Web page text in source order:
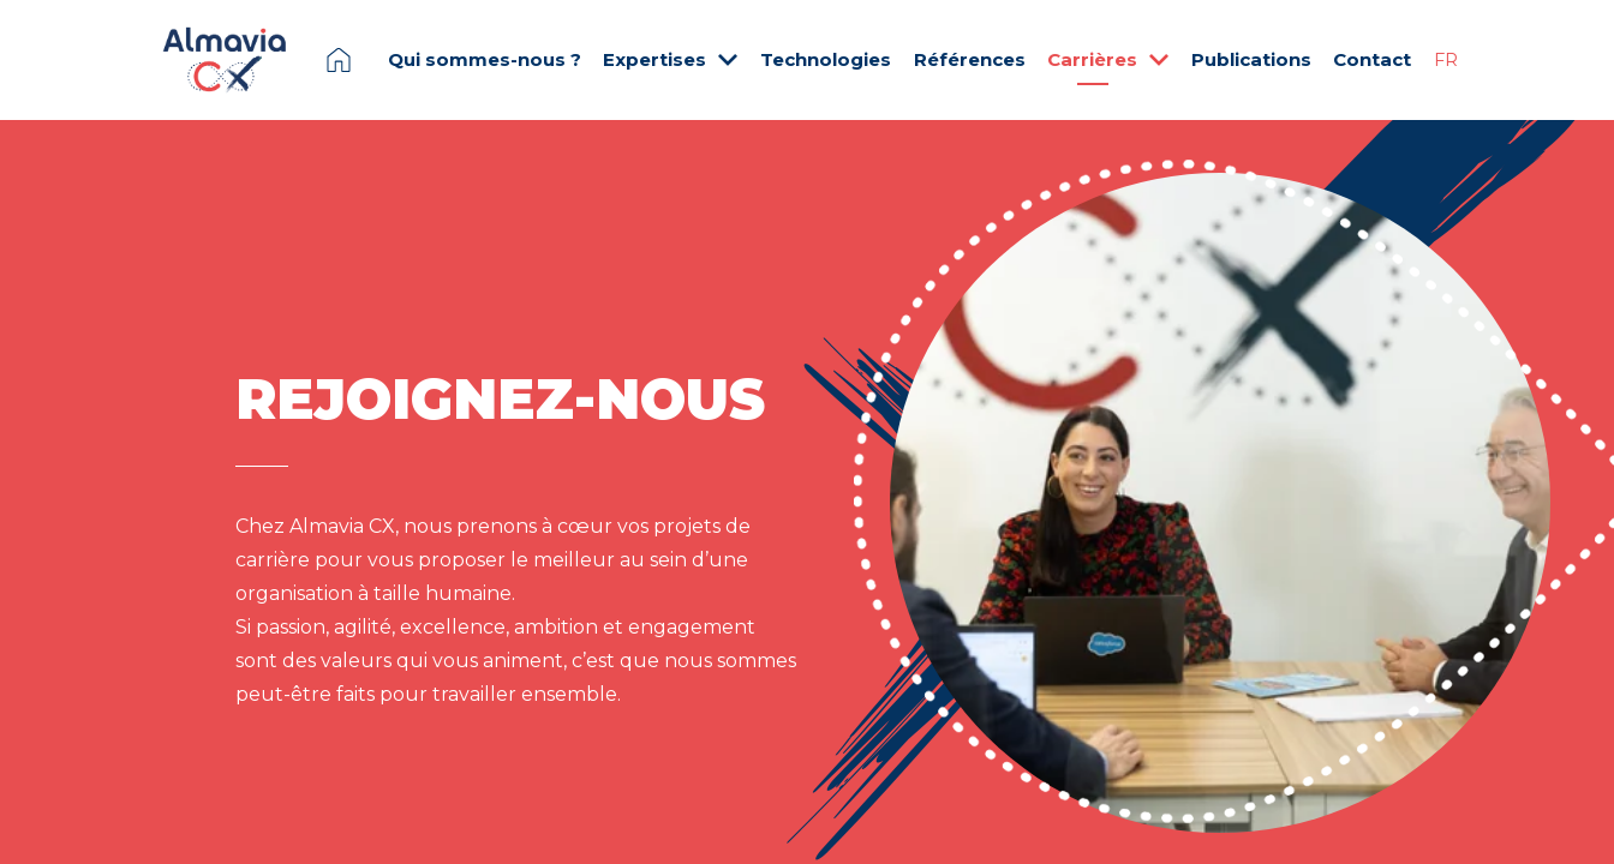
Qui sommes-nous ? Expertises Technologies Références Carrières Publications Contact FR
REJOIGNEZ-NOUS
Chez Almavia CX, nous prenons à cœur vos projets de
carrière pour vous proposer le meilleur au sein d’une
organisation à taille humaine.
Si passion, agilité, excellence, ambition et engagement
sont des valeurs qui vous animent, c’est que nous sommes
peut-être faits pour travailler ensemble.